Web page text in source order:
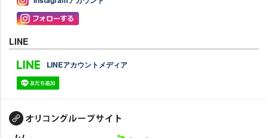
LINE
LINEアカウントメディア